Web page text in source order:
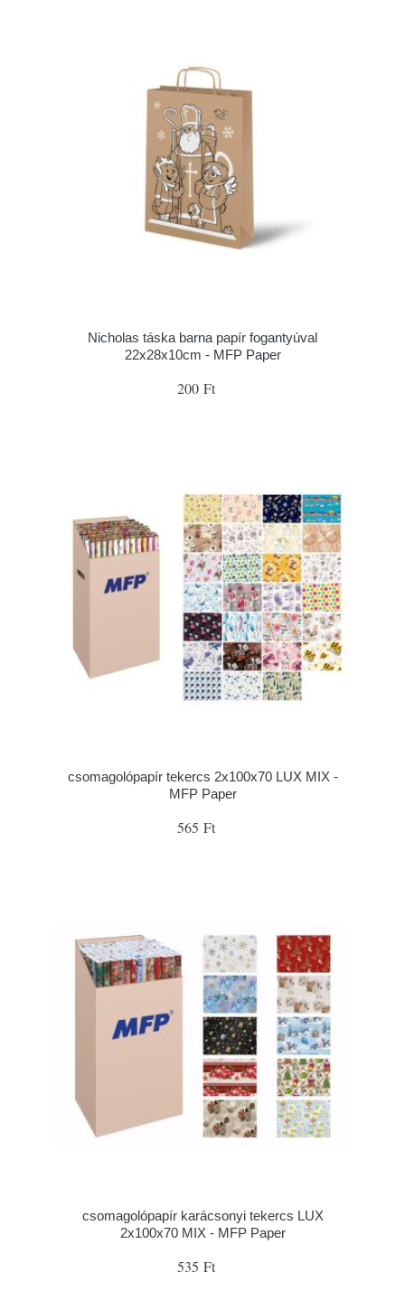
Nicholas táska barna papír fogantyúval
22x28x10cm - MFP Paper
200 Ft
csomagolópapír tekercs 2x100x70 LUX MIX -
MFP Paper
565 Ft
csomagolópapír karácsonyi tekercs LUX
2x100x70 MIX - MFP Paper
535 Ft